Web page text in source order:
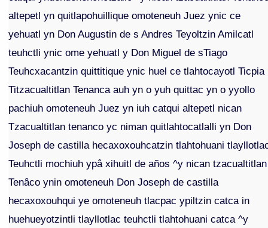
altepetl yn quitlapohuillique omoteneuh Juez ynic ce
yehuatl yn Don Augustin de s Andres Teyoltzin Amilcatl
teuhctli ynic ome yehuatl y Don Miguel de sTiago
Teuhcxacantzin quittitique ynic huel ce tlahtocayotl Ticpia
Titzacualtitlan Tenanca auh yn o yuh quittac yn o yyollo
pachiuh omoteneuh Juez yn iuh catqui altepetl nican
Tzacualtitlan tenanco yc niman quitlahtocatlalli yn Don
Joseph de castilla hecaxoxouhcatzin tlahtohuani
Teuhctli mochiuh ypâ xihuitl de años ^y nican tzacualtitlan
Tenâco ynin omoteneuh Don Joseph de castilla
hecaxoxouhqui ye omoteneuh tlacpac ypiltzin catca in
huehueyotzintli tlayllotlac teuhctli tlahtohuani catca ^y